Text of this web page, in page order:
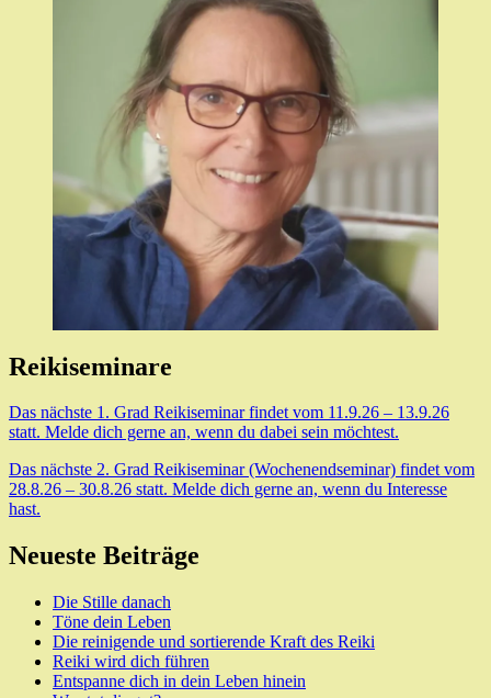
Reikiseminare
Das nächste 1. Grad Reikiseminar findet vom 11.9.26 – 13.9.26
statt. Melde dich gerne an, wenn du dabei sein möchtest.
Das nächste 2. Grad Reikiseminar (Wochenendseminar) findet vom
28.8.26 – 30.8.26 statt. Melde dich gerne an, wenn du Interesse
hast.
Neueste Beiträge
Die Stille danach
Töne dein Leben
Die reinigende und sortierende Kraft des Reiki
Reiki wird dich führen
Entspanne dich in dein Leben hinein